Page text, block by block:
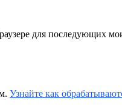
для последующих
Узнайте как